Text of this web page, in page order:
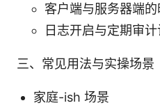
客户端与服务器端
日志开启与定期审计
三、常见用法与实操场景
家庭-ish 场景